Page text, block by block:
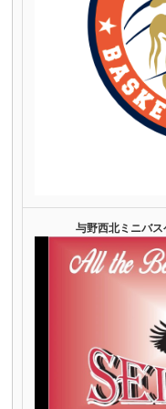
与野西北ミニバ